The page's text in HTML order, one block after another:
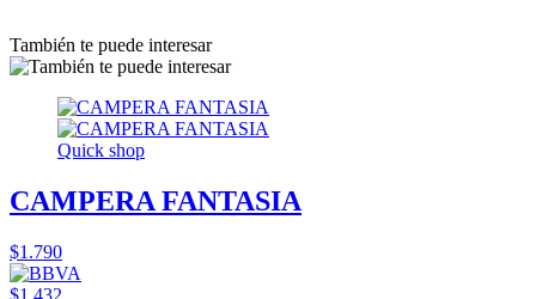
También te puede interesar
Quick shop
CAMPERA FANTASIA
$1.790
$1.432